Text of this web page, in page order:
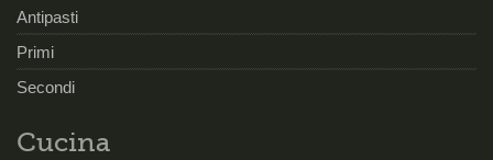
Antipasti
Primi
Secondi
Cucina